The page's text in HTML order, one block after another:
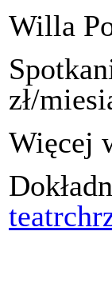
Willa
zł/
Więcej